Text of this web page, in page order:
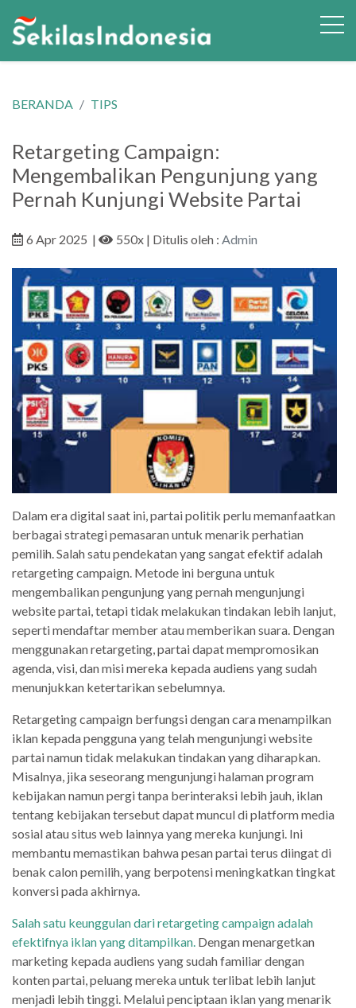
BERANDA TIPS
Retargeting Campaign:
Mengembalikan Pengunjung yang
Pernah Kunjungi Website Partai
6 Apr 2025 | 550x | Ditulis oleh : Admin
Dalam era digital saat ini, partai politik perlu memanfaatkan
berbagai strategi pemasaran untuk menarik perhatian
pemilih. Salah satu pendekatan yang sangat efektif adalah
retargeting campaign. Metode ini berguna untuk
mengembalikan pengunjung yang pernah mengunjungi
website partai, tetapi tidak melakukan tindakan lebih lanjut,
seperti mendaftar member atau memberikan suara. Dengan
menggunakan retargeting, partai dapat mempromosikan
agenda, visi, dan misi mereka kepada audiens yang sudah
menunjukkan ketertarikan sebelumnya.
Retargeting campaign berfungsi dengan cara menampilkan
iklan kepada pengguna yang telah mengunjungi website
partai namun tidak melakukan tindakan yang diharapkan.
Misalnya, jika seseorang mengunjungi halaman program
kebijakan namun pergi tanpa berinteraksi lebih jauh, iklan
tentang kebijakan tersebut dapat muncul di platform media
sosial atau situs web lainnya yang mereka kunjungi. Ini
membantu memastikan bahwa pesan partai terus diingat di
benak calon pemilih, yang berpotensi meningkatkan tingkat
konversi pada akhirnya.
Salah satu keunggulan dari retargeting campaign adalah
efektifnya iklan yang ditampilkan. Dengan menargetkan
marketing kepada audiens yang sudah familiar dengan
konten partai, peluang mereka untuk terlibat lebih lanjut
menjadi lebih tinggi. Melalui penciptaan iklan yang menarik